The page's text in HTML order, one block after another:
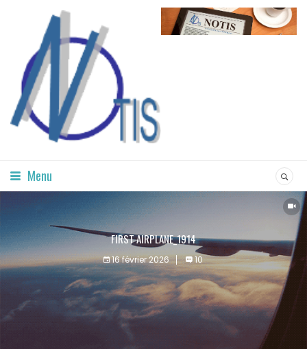
Menu
FIRST AIRPLANE_1914
16 février 2026 10